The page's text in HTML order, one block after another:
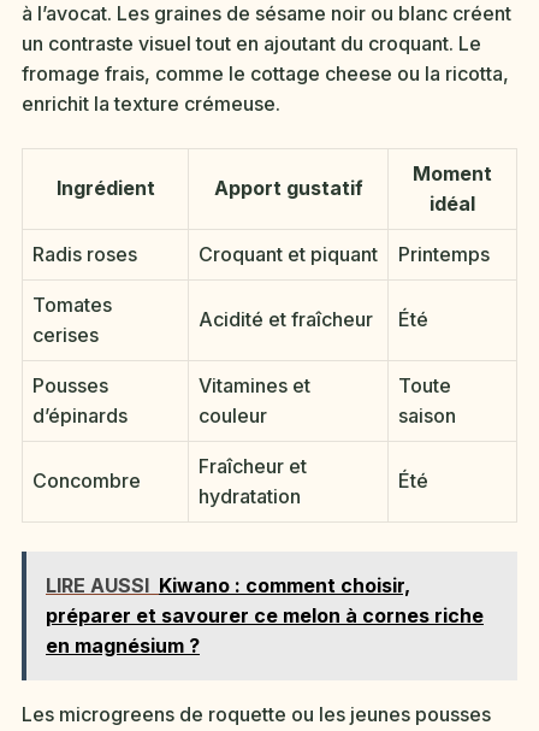
à l’avocat. Les graines de sésame noir ou blanc créent
un contraste visuel tout en ajoutant du croquant. Le
fromage frais, comme le cottage cheese ou la ricotta,
enrichit la texture crémeuse.
Ingrédient Apport gustatif
Moment
idéal
Radis roses Croquant et piquant Printemps
Tomates
cerises
Acidité et fraîcheur Été
Pousses
d’épinards
Vitamines et
couleur
Toute
saison
Concombre
Fraîcheur et
hydratation
Été
LIRE AUSSI Kiwano : comment choisir,
préparer et savourer ce melon à cornes riche
en magnésium ?
Les microgreens de roquette ou les jeunes pousses